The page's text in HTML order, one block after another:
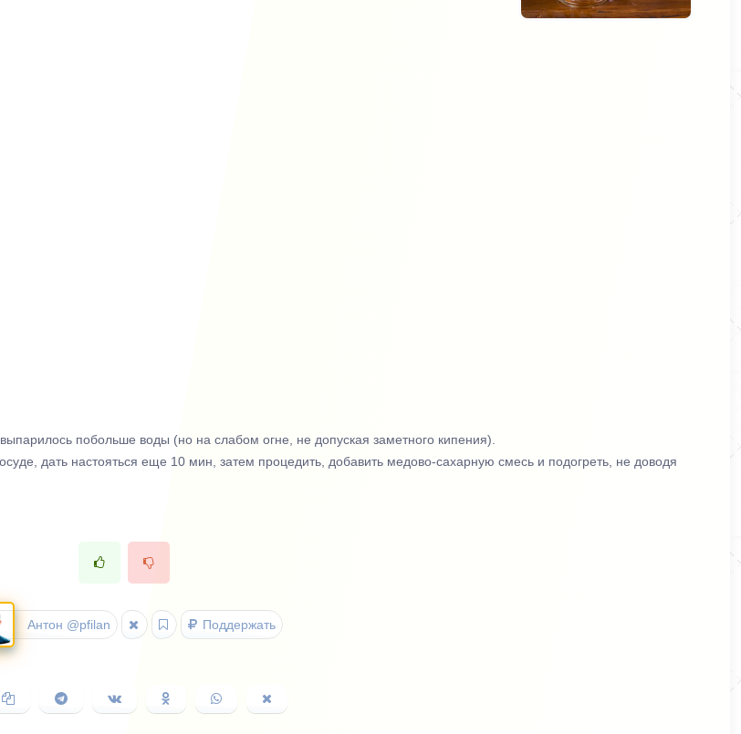
побольше воды (но на слабом огне, не допуская заметного кипения).
дать настояться еще 10 мин, затем процедить, добавить медово-сахарную смесь и подогреть, не доводя
Антон @pfilan Поддержать
Копировать
ссылку
Поделиться
в
Поделиться
ВКонтакте
Поделиться
в
Поделиться
в
в